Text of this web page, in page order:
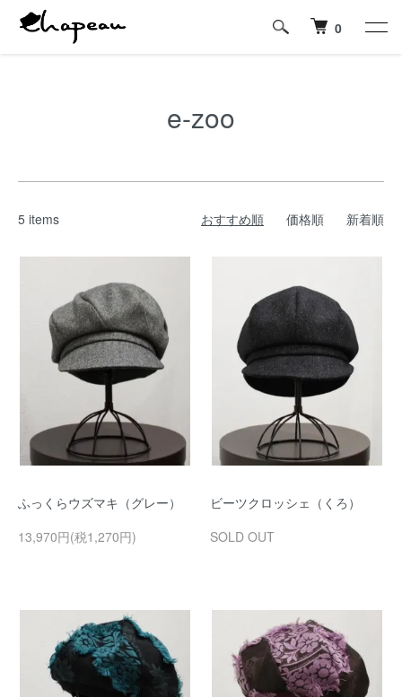
0
e-zoo
5 items おすすめ順 価格順 新着順
ふっくらウズマキ（グレー）
13,970円(税1,270円)
ビーツクロッシェ（くろ）
SOLD OUT